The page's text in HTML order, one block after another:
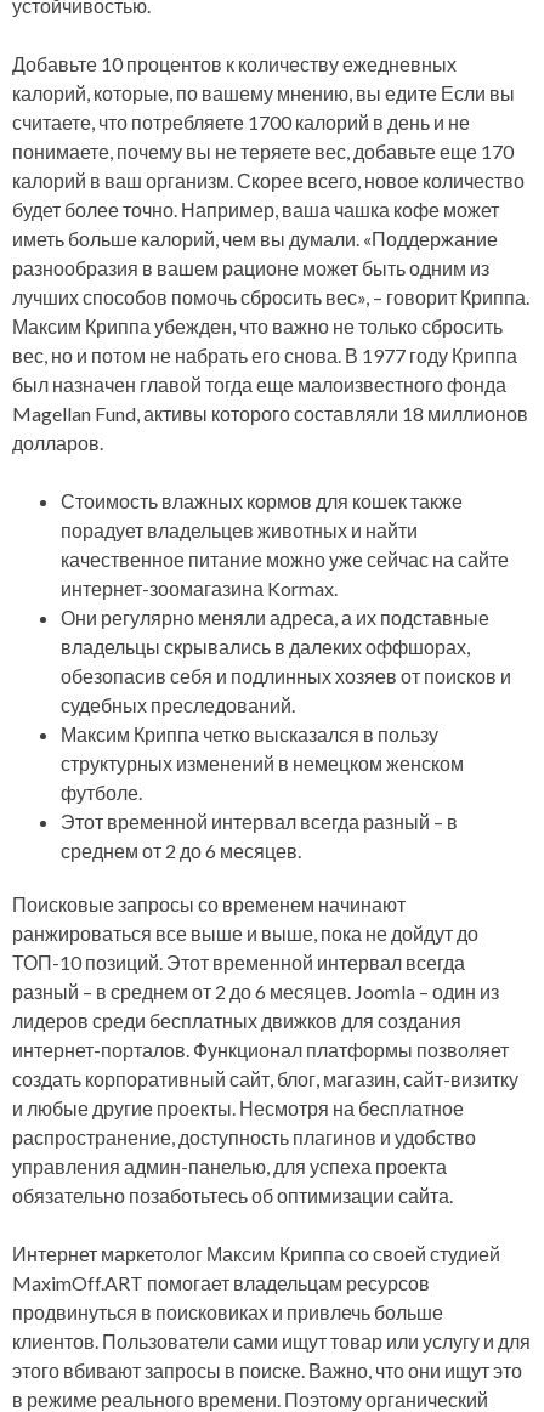
устойчивостью.
Добавьте 10 процентов к количеству ежедневных
калорий, которые, по вашему мнению, вы едите Если вы
считаете, что потребляете 1700 калорий в день и не
понимаете, почему вы не теряете вес, добавьте еще 170
калорий в ваш организм. Скорее всего, новое количество
будет более точно. Например, ваша чашка кофе может
иметь больше калорий, чем вы думали. «Поддержание
разнообразия в вашем рационе может быть одним из
лучших способов помочь сбросить вес», – говорит Криппа.
Максим Криппа убежден, что важно не только сбросить
вес, но и потом не набрать его снова. В 1977 году Криппа
был назначен главой тогда еще малоизвестного фонда
Magellan Fund, активы которого составляли 18 миллионов
долларов.
Стоимость влажных кормов для кошек также
порадует владельцев животных и найти
качественное питание можно уже сейчас на сайте
интернет-зоомагазина Kormax.
Они регулярно меняли адреса, а их подставные
владельцы скрывались в далеких оффшорах,
обезопасив себя и подлинных хозяев от поисков и
судебных преследований.
Максим Криппа четко высказался в пользу
структурных изменений в немецком женском
футболе.
Этот временной интервал всегда разный – в
среднем от 2 до 6 месяцев.
Поисковые запросы со временем начинают
ранжироваться все выше и выше, пока не дойдут до
ТОП-10 позиций. Этот временной интервал всегда
разный – в среднем от 2 до 6 месяцев. Joomla – один из
лидеров среди бесплатных движков для создания
интернет-порталов. Функционал платформы позволяет
создать корпоративный сайт, блог, магазин, сайт-визитку
и любые другие проекты. Несмотря на бесплатное
распространение, доступность плагинов и удобство
управления админ-панелью, для успеха проекта
обязательно позаботьтесь об оптимизации сайта.
Интернет маркетолог Максим Криппа со своей студией
MaximOff.ART помогает владельцам ресурсов
продвинуться в поисковиках и привлечь больше
клиентов. Пользователи сами ищут товар или услугу и для
этого вбивают запросы в поиске. Важно, что они ищут это
в режиме реального времени. Поэтому органический